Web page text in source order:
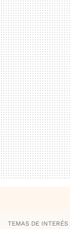
TEMAS DE INTERÉS